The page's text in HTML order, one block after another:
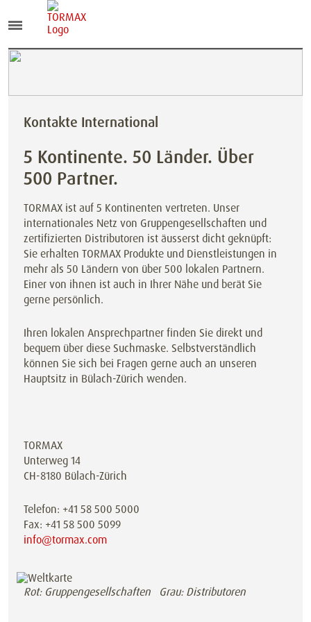
Kontakte International
5 Kontinente. 50 Länder. Über
500 Partner.
TORMAX ist auf 5 Kontinenten vertreten. Unser
internationales Netz von Gruppengesellschaften und
zertifizierten Distributoren ist äusserst dicht geknüpft:
Sie erhalten TORMAX Produkte und Dienstleistungen in
mehr als 50 Ländern von über 500 lokalen Partnern.
Einer von ihnen ist auch in Ihrer Nähe und berät Sie
gerne persönlich.
Ihren lokalen Ansprechpartner finden Sie direkt und
bequem über diese Suchmaske. Selbstverständlich
können Sie sich bei Fragen gerne auch an unseren
Hauptsitz in Bülach-Zürich wenden.
TORMAX
Unterweg 14
CH-8180 Bülach-Zürich
Telefon: +41 58 500 5000
Fax: +41 58 500 5099
info@tormax.com
Rot: Gruppengesellschaften Grau: Distributoren